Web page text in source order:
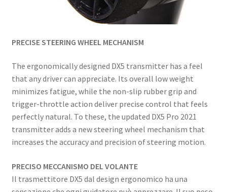
PRECISE STEERING WHEEL MECHANISM
The ergonomically designed DX5 transmitter has a feel
that any driver can appreciate. Its overall low weight
minimizes fatigue, while the non-slip rubber grip and
trigger-throttle action deliver precise control that feels
perfectly natural. To these, the updated DX5 Pro 2021
transmitter adds a new steering wheel mechanism that
increases the accuracy and precision of steering motion.
PRECISO MECCANISMO DEL VOLANTE
Il trasmettitore DX5 dal design ergonomico ha una